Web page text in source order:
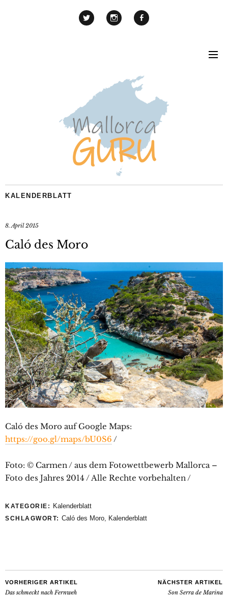
KALENDERBLATT
8. April 2015
Caló des Moro
Caló des Moro auf Google Maps:
https://goo.gl/maps/bU0S6 /
Foto: © Carmen / aus dem Fotowettbewerb Mallorca –
Foto des Jahres 2014 / Alle Rechte vorbehalten /
KATEGORIE: Kalenderblatt
SCHLAGWORT: Caló des Moro, Kalenderblatt
VORHERIGER ARTIKEL
Das schmeckt nach Fernweh
NÄCHSTER ARTIKEL
Son Serra de Marina